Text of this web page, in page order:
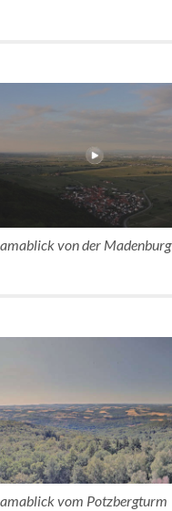
von der Madenburg
vom Potzbergturm